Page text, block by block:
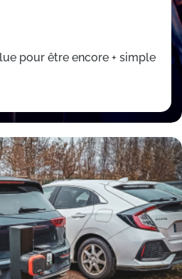
pour être encore + simple